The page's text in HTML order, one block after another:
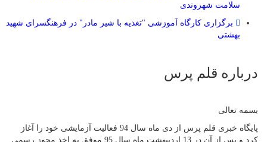
سلامت شهروندی
برگزاری کارگاه آموزشی "تغذیه با شیر مادر" در فرهنگسرای شهید
بهشتی
درباره قلم پرس
بسمه تعالی
پایگاه خبری قلم پرس از دی ماه سال 94 فعالیت آزمایشی خود را آغاز
کرد و پس از آن در 13 اردیبهشت ماه سال 95 موفق به اخذ مجوز رسمی